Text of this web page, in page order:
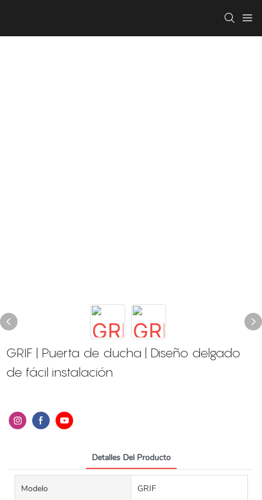
GRIF | Puerta de ducha | Diseño delgado
de fácil instalación
Detalles Del Producto
Modelo GRIF